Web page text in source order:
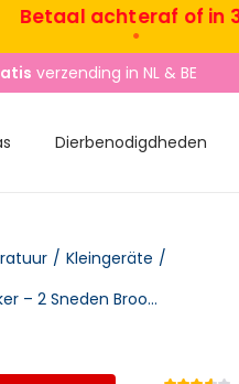
achteraf of in 3x
verzending in NL & BE
Dierbenodigdheden
/ Kleingeräte /
TRUUSK Waterkoker en Broodrooster Set – 2200 W – 1,7L Waterkoker – 2 Sneden Broodrooster – 6 Bruiningsniveaus – Opwarmen en